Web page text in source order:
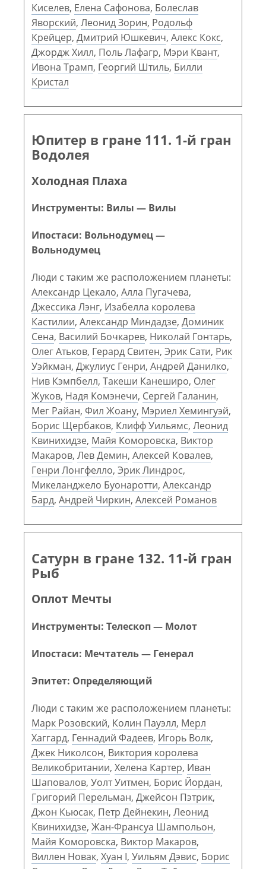
Киселев, Елена Сафонова, Болеслав
Яворский, Леонид Зорин, Родольф
Крейцер, Дмитрий Юшкевич, Алекс Кокс,
Джордж Хилл, Поль Лафагр, Мэри Квант,
Ивона Трамп, Георгий Штиль, Билли
Кристал
Юпитер в гране 111. 1-й гран
Водолея
Холодная Плаха
Инструменты: Вилы — Вилы
Ипостаси: Вольнодумец —
Вольнодумец
Люди с таким же расположением планеты:
Александр Цекало, Алла Пугачева,
Джессика Лэнг, Изабелла королева
Кастилии, Александр Миндадзе, Доминик
Сена, Василий Бочкарев, Николай Гонтарь,
Олег Атьков, Герард Свитен, Эрик Сати, Рик
Уэйкман, Джулиус Генри, Андрей Данилко,
Нив Кэмпбелл, Такеши Канеширо, Олег
Жуков, Надя Комэнечи, Сергей Галанин,
Мег Райан, Фил Жоану, Мэриел Хемингуэй,
Борис Щербаков, Клифф Уильямс, Леонид
Квинихидзе, Майя Коморовска, Виктор
Макаров, Лев Демин, Алексей Ковалев,
Генри Лонгфелло, Эрик Линдрос,
Микеланджело Буонаротти, Александр
Бард, Андрей Чиркин, Алексей Романов
Сатурн в гране 132. 11-й гран
Рыб
Оплот Мечты
Инструменты: Телескоп — Молот
Ипостаси: Мечтатель — Генерал
Эпитет: Определяющий
Люди с таким же расположением планеты:
Марк Розовский, Колин Пауэлл, Мерл
Хаггард, Геннадий Фадеев, Игорь Волк,
Джек Николсон, Виктория королева
Великобритании, Хелена Картер, Иван
Шаповалов, Уолт Уитмен, Борис Йордан,
Григорий Перельман, Джейсон Пэтрик,
Джон Кьюсак, Петр Дейнекин, Леонид
Квинихидзе, Жан-Франсуа Шампольон,
Майя Коморовска, Виктор Макаров,
Виллен Новак, Хуан I, Уильям Дэвис, Борис